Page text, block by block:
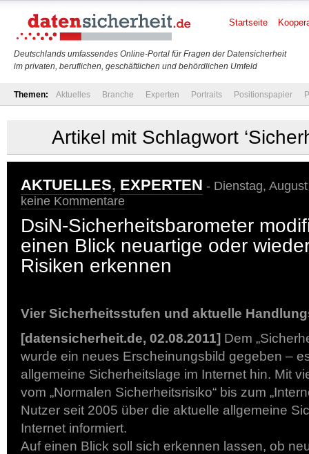
Deutschlands umfassendes Online-Portal für Fragen der Datensicherheit
im privaten, beruflichen, geschäftlichen und behördlichen Umfeld
Startseite
Themen: Aktuelles Branche Experten Portraits Positionspapier
Artikel mit Schlagwort
AKTUELLES, EXPERTEN - Dienstag,
keine Kommentare
DsiN-Sicherheitsbarometer
einen Blick neuartige oder
Risiken erkennen
Vier Sicherheitsstufen und aktuelle
[datensicherheit.de, 02.08.2011] Dem
wurde ein neues Erscheinungsbild gegeben –
allgemeine Sicherheitslage im Internet hin. Mit
vom „Normalen Sicherheitsrisiko“ bis zum
Nutzer seit 2005 über die aktuelle allgemeine
Internet informiert.
Auf einen Blick soll sich erkennen lassen, ob